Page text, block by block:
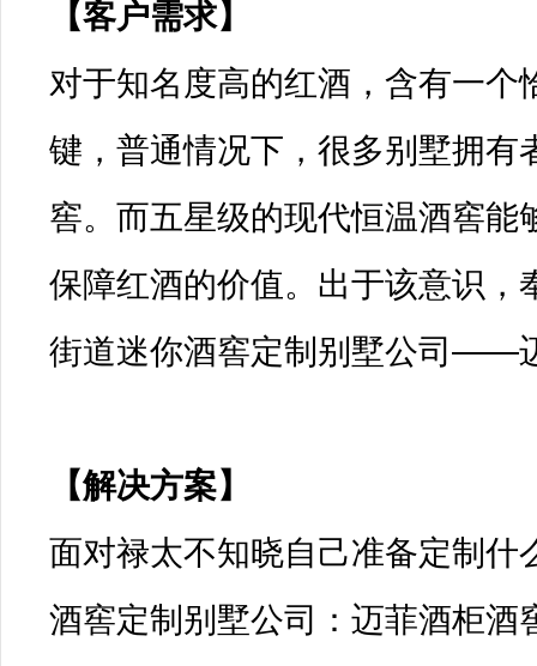
【客户需求】
对于知名度高的红酒，含有一
键，普通情况下，很多别墅拥
窖。而五星级的现代恒温酒窖
保障红酒的价值。出于该意识
街道迷你酒窖定制别墅公司——
【解决方案】
面对禄太不知晓自己准备定制
酒窖定制别墅公司：迈菲酒柜